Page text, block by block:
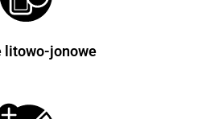
litowo-jonowe